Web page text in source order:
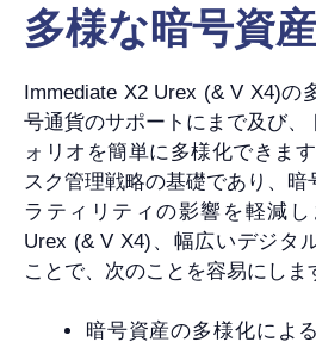
多様な暗号資
Immediate X2 Urex (& V X4)の
号通貨のサポートにまで及び、
ォリオを簡単に多様化できま
スク管理戦略の基礎であり、暗
ラティリティの影響を軽減し
Urex (& V X4)、幅広いデジタ
ことで、次のことを容易にしま
暗号資産の多様化によ